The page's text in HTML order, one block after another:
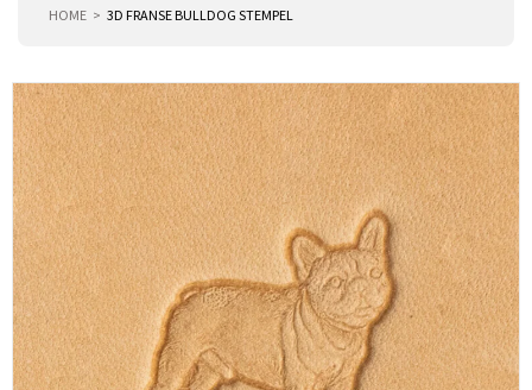
Producten
Over ons
Verzending
Aanbiedingen
Merken
HOME 3D FRANSE BULLDOG STEMPEL